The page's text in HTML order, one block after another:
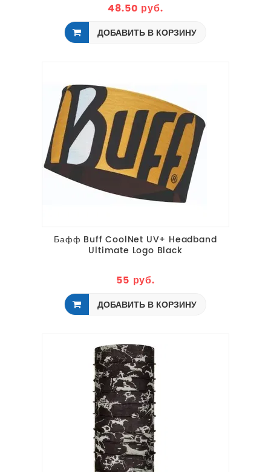
48.50 руб.
ДОБАВИТЬ В КОРЗИНУ
Бафф Buff CoolNet UV+ Headband
Ultimate Logo Black
55 руб.
ДОБАВИТЬ В КОРЗИНУ